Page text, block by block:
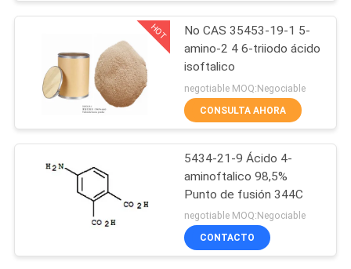
CONTROL
CALIDAD
ÉNTRENOS
EN
CONTACTO
Nitrobenzonitril
6
Ácido Nitroftálico
27
HOT
No CAS 35453-19-1 5-
amino-2 4 6-triiodo ácido
isoftalico
negotiable MOQ:Negociable
CONSULTA AHORA
5434-21-9 Ácido 4-
aminoftalico 98,5%
Punto de fusión 344C
negotiable MOQ:Negociable
CONTACTO